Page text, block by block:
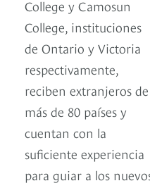
College y Camosun
College, instituciones
de Ontario y Victoria
respectivamente,
reciben extranjeros de
más de 80 países y
cuentan con la
suficiente experiencia
para guiar a los